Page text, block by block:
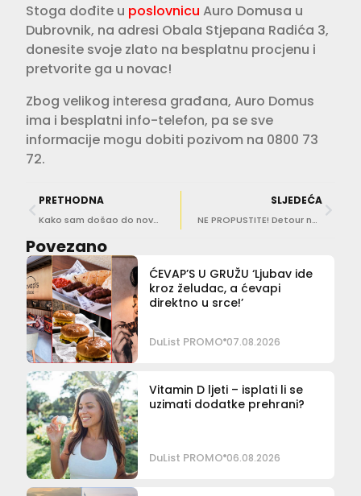
Stoga dođite u poslovnicu Auro Domusa u
Dubrovnik, na adresi Obala Stjepana Radića 3,
donesite svoje zlato na besplatnu procjenu i
pretvorite ga u novac!
Zbog velikog interesa građana, Auro Domus
ima i besplatni info-telefon, pa se sve
informacije mogu dobiti pozivom na 0800 73
72.
PRETHODNA
Kako sam došao do novca uz zalog zlata
SLJEDEĆA
NE PROPUSTITE! Detour na plaži Copacabana
Povezano
ĆEVAP’S U GRUŽU ‘Ljubav ide
kroz želudac, a ćevapi
direktno u srce!’
DuList PROMO 07.08.2026
Vitamin D ljeti – isplati li se
uzimati dodatke prehrani?
DuList PROMO 06.08.2026